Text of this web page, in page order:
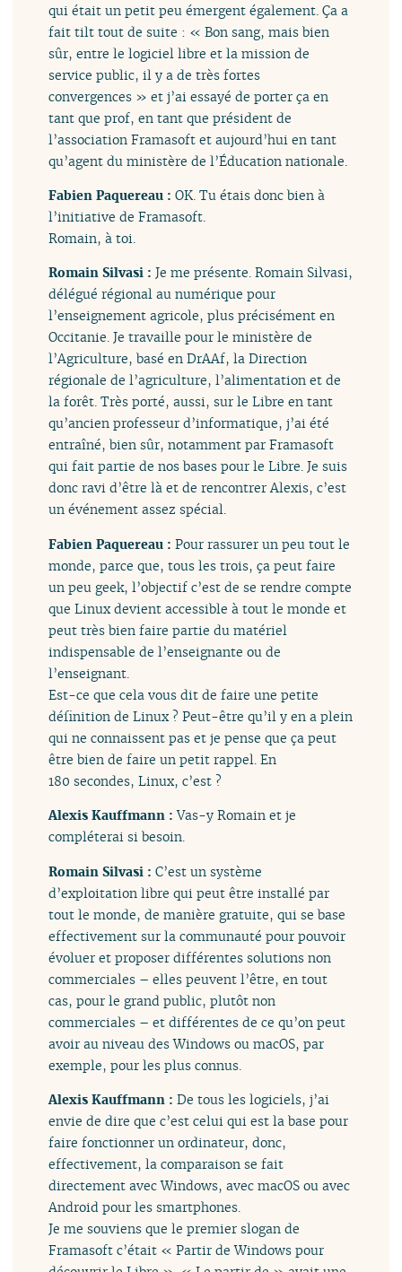
qui était un petit peu émergent également. Ça a
fait tilt tout de suite : « Bon sang, mais bien
sûr, entre le logiciel libre et la mission de
service public, il y a de très fortes
convergences » et j’ai essayé de porter ça en
tant que prof, en tant que président de
l’association Framasoft et aujourd’hui en tant
qu’agent du ministère de l’Éducation nationale.
Fabien Paquereau :OK. Tu étais donc bien à
l’initiative de Framasoft.
Romain, à toi.
Romain Silvasi :Je me présente. Romain Silvasi,
délégué régional au numérique pour
l’enseignement agricole, plus précisément en
Occitanie. Je travaille pour le ministère de
l’Agriculture, basé en DrAAf, la Direction
régionale de l’agriculture, l’alimentation et de
la forêt. Très porté, aussi, sur le Libre en tant
qu’ancien professeur d’informatique, j’ai été
entraîné, bien sûr, notamment par Framasoft
qui fait partie de nos bases pour le Libre. Je suis
donc ravi d’être là et de rencontrer Alexis, c’est
un événement assez spécial.
Fabien Paquereau :Pour rassurer un peu tout le
monde, parce que, tous les trois, ça peut faire
un peu geek, l’objectif c’est de se rendre compte
que Linux devient accessible à tout le monde et
peut très bien faire partie du matériel
indispensable de l’enseignante ou de
l’enseignant.
Est-ce que cela vous dit de faire une petite
définition de Linux ? Peut-être qu’il y en a plein
qui ne connaissent pas et je pense que ça peut
être bien de faire un petit rappel. En
180 secondes, Linux, c’est ?
Alexis Kauffmann :Vas-y Romain et je
compléterai si besoin.
Romain Silvasi :C’est un système
d’exploitation libre qui peut être installé par
tout le monde, de manière gratuite, qui se base
effectivement sur la communauté pour pouvoir
évoluer et proposer différentes solutions non
commerciales – elles peuvent l’être, en tout
cas, pour le grand public, plutôt non
commerciales – et différentes de ce qu’on peut
avoir au niveau des Windows ou macOS, par
exemple, pour les plus connus.
Alexis Kauffmann :De tous les logiciels, j’ai
envie de dire que c’est celui qui est la base pour
faire fonctionner un ordinateur, donc,
effectivement, la comparaison se fait
directement avec Windows, avec macOS ou avec
Android pour les smartphones.
Je me souviens que le premier slogan de
Framasoft c’était « Partir de Windows pour